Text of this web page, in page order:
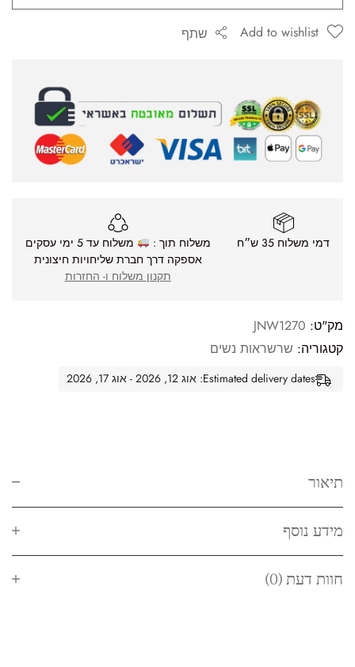
Add to wishlist שתף
דמי משלוח 35 ש״ח משלוח תוך :
משלוח עד 5 ימי עסקים
אספקה דרך חברת שליחויות חיצונית
תקנון משלוח ו- החזרות
מק"ט: JNW1270
קטגוריה: שרשראות נשים
Estimated delivery dates: אוג 12, 2026 - אוג 17, 2026
תיאור
מידע נוסף
חוות דעת (0)